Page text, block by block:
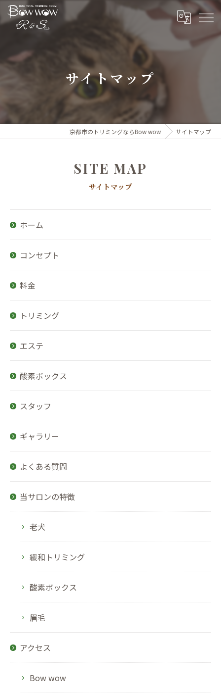
サイトマップ
京都市のトリミングならBow wow サイトマップ
サイトマップ
SITE MAP
ホーム
コンセプト
料金
トリミング
エステ
酸素ボックス
スタッフ
ギャラリー
よくある質問
当サロンの特徴
老犬
緩和トリミング
酸素ボックス
眉毛
アクセス
Bow wow